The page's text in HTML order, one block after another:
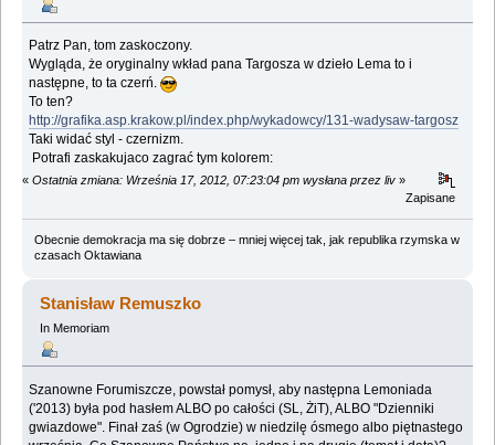
Patrz Pan, tom zaskoczony.
Wygląda, że oryginalny wkład pana Targosza w dzieło Lema to i
następne, to ta czerń.
To ten?
http://grafika.asp.krakow.pl/index.php/wykadowcy/131-wadysaw-targosz
Taki widać styl - czernizm.
Potrafi zaskakujaco zagrać tym kolorem:
« Ostatnia zmiana: Września 17, 2012, 07:23:04 pm wysłana przez liv »
Zapisane
Obecnie demokracja ma się dobrze – mniej więcej tak, jak republika rzymska w
czasach Oktawiana
Stanisław Remuszko
In Memoriam
Szanowne Forumiszcze, powstał pomysł, aby następna Lemoniada
('2013) była pod hasłem ALBO po całości (SL, ŻiT), ALBO "Dzienniki
gwiazdowe". Finał zaś (w Ogrodzie) w niedzilę ósmego albo piętnastego